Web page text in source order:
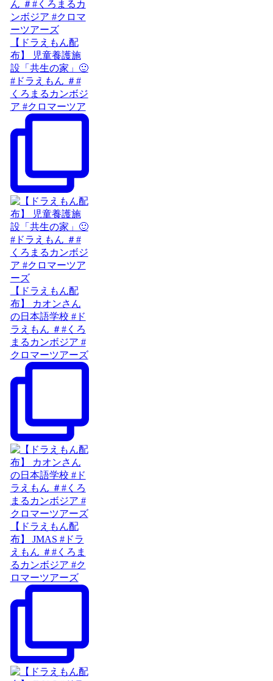
【ドラえもん配
布】 児童養護施
設「共生の家」🙂
#ドラえもん ＃#
くろまるカンボジ
ア #クロマーツア
【ドラえもん配
布】 カオンさん
の日本語学校 #ド
ラえもん ＃#くろ
まるカンボジア #
クロマーツアーズ
【ドラえもん配
布】 JMAS #ドラ
えもん ＃#くろま
るカンボジア #ク
ロマーツアーズ